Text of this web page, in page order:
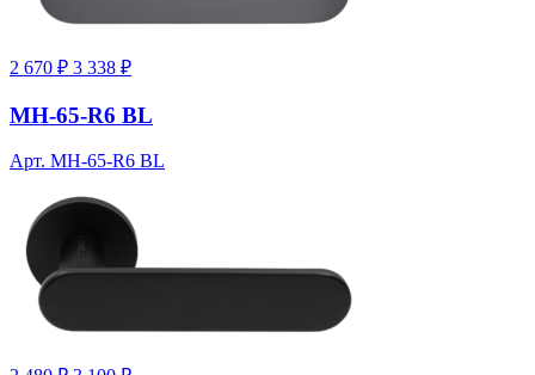
2 670 ₽ 3 338 ₽
MH-65-R6 BL
Арт. MH-65-R6 BL